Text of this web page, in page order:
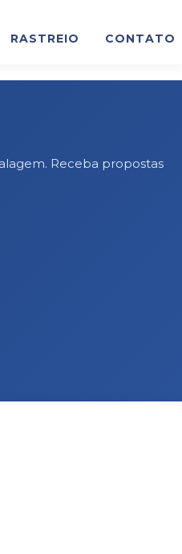
RASTREIO CONTATO
Receba propostas